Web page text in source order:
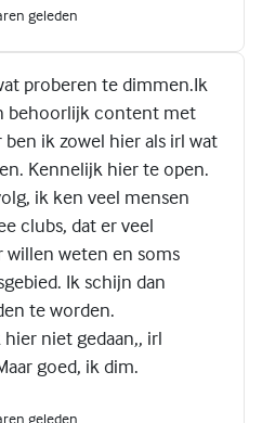
geleden
proberen te dimmen.Ik
behoorlijk content met
ik zowel hier als irl wat
Kennelijk hier te open.
ik ken veel mensen
clubs, dat er veel
willen weten en soms
Ik schijn dan
te worden.
niet gedaan,, irl
goed, ik dim.
geleden